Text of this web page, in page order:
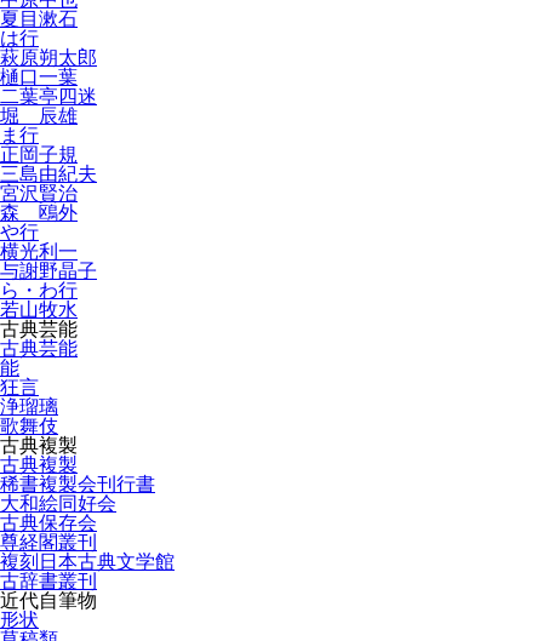
夏目漱石
は行
萩原朔太郎
樋口一葉
二葉亭四迷
堀 辰雄
ま行
正岡子規
三島由紀夫
宮沢賢治
森 鴎外
や行
横光利一
与謝野晶子
ら・わ行
若山牧水
古典芸能
古典芸能
能
狂言
浄瑠璃
歌舞伎
古典複製
古典複製
稀書複製会刊行書
大和絵同好会
古典保存会
尊経閣叢刊
複刻日本古典文学館
古辞書叢刊
近代自筆物
形状